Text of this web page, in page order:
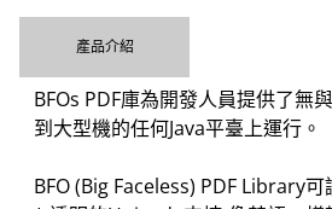
產品介紹
BFOs PDF庫為開發人員提供了無
到大型機的任何Java平臺上運行。
BFO (Big Faceless) PDF Library